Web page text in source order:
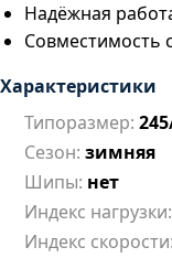
Надёжная
Совместимость
Характеристики
Типоразмер:
Сезон: зимняя
Шипы: нет
Индекс нагрузки:
Индекс скорости: